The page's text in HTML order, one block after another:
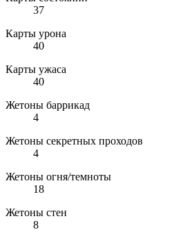
37
Карты урона
40
Карты ужаса
40
Жетоны баррикад
4
Жетоны секретных проходов
4
Жетоны огня/темноты
18
Жетоны стен
8